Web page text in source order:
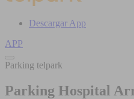
Descargar App
APP
Parking telpark
Parking Hospital